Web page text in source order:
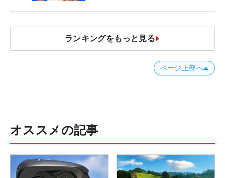
ランキングをもっと見る
ページ上部へ
オススメの記事